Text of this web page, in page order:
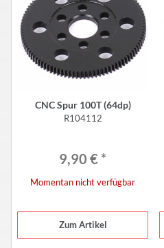
CNC Spur 100T (64dp)
R104112
9,90 € *
Momentan nicht verfügbar
Zum Artikel